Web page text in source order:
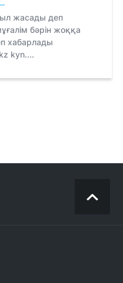
жасады деп
бәрін жоққа
хабарлады
kyn....